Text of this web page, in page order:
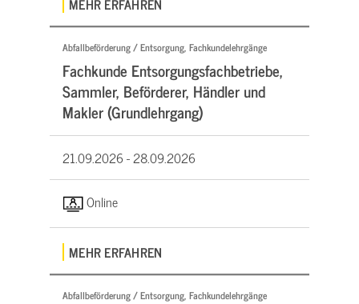
MEHR ERFAHREN
Abfallbeförderung / Entsorgung, Fachkundelehrgänge
Fachkunde Entsorgungsfachbetriebe,
Sammler, Beförderer, Händler und
Makler (Grundlehrgang)
21.09.2026 -28.09.2026
Online
MEHR ERFAHREN
Abfallbeförderung / Entsorgung, Fachkundelehrgänge